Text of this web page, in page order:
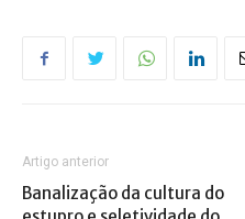
Artigo anterior
Banalização da cultura do